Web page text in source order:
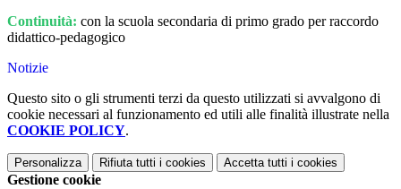
Continuità: con la scuola secondaria di primo grado per raccordo
didattico-pedagogico
Notizie
Questo sito o gli strumenti terzi da questo utilizzati si avvalgono di
cookie necessari al funzionamento ed utili alle finalità illustrate nella
COOKIE POLICY.
Personalizza Rifiuta tutti i cookies Accetta tutti i cookies
Gestione cookie